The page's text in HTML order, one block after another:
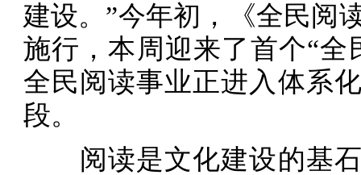
建设。”今年初，《全民阅
施行，本周迎来了首个“全
全民阅读事业正进入体系
段。
阅读是文化建设的基石